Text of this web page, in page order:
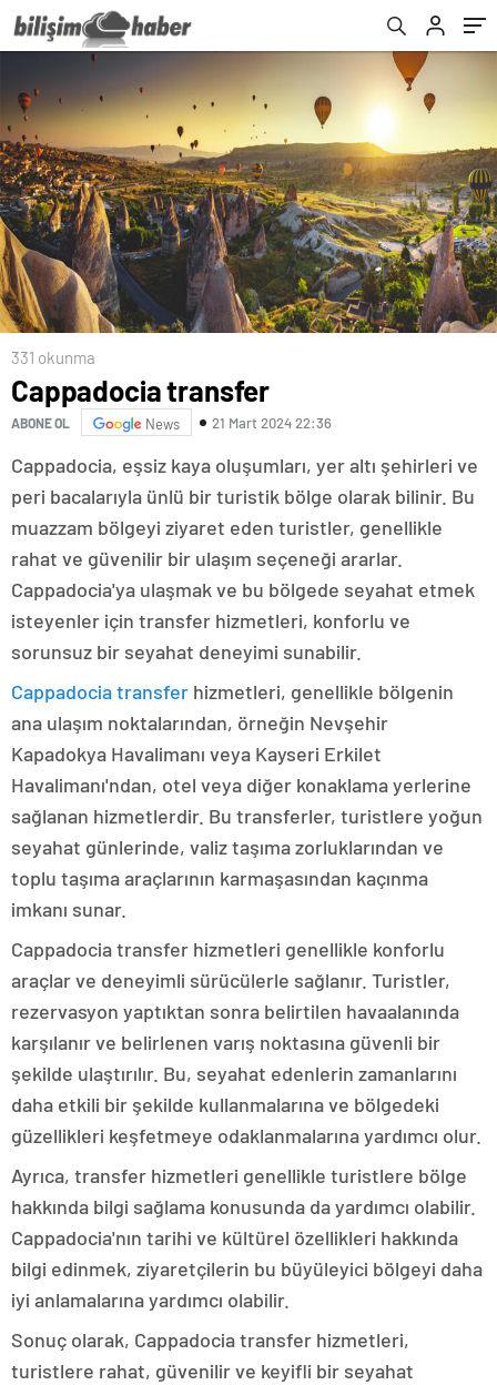
331 okunma
Cappadocia transfer
ABONE OL News 21 Mart 2024 22:36
Cappadocia, eşsiz kaya oluşumları, yer altı şehirleri ve
peri bacalarıyla ünlü bir turistik bölge olarak bilinir. Bu
muazzam bölgeyi ziyaret eden turistler, genellikle
rahat ve güvenilir bir ulaşım seçeneği ararlar.
Cappadocia'ya ulaşmak ve bu bölgede seyahat etmek
isteyenler için transfer hizmetleri, konforlu ve
sorunsuz bir seyahat deneyimi sunabilir.
Cappadocia transfer hizmetleri, genellikle bölgenin
ana ulaşım noktalarından, örneğin Nevşehir
Kapadokya Havalimanı veya Kayseri Erkilet
Havalimanı'ndan, otel veya diğer konaklama yerlerine
sağlanan hizmetlerdir. Bu transferler, turistlere yoğun
seyahat günlerinde, valiz taşıma zorluklarından ve
toplu taşıma araçlarının karmaşasından kaçınma
imkanı sunar.
Cappadocia transfer hizmetleri genellikle konforlu
araçlar ve deneyimli sürücülerle sağlanır. Turistler,
rezervasyon yaptıktan sonra belirtilen havaalanında
karşılanır ve belirlenen varış noktasına güvenli bir
şekilde ulaştırılır. Bu, seyahat edenlerin zamanlarını
daha etkili bir şekilde kullanmalarına ve bölgedeki
güzellikleri keşfetmeye odaklanmalarına yardımcı olur.
Ayrıca, transfer hizmetleri genellikle turistlere bölge
hakkında bilgi sağlama konusunda da yardımcı olabilir.
Cappadocia'nın tarihi ve kültürel özellikleri hakkında
bilgi edinmek, ziyaretçilerin bu büyüleyici bölgeyi daha
iyi anlamalarına yardımcı olabilir.
Sonuç olarak, Cappadocia transfer hizmetleri,
turistlere rahat, güvenilir ve keyifli bir seyahat